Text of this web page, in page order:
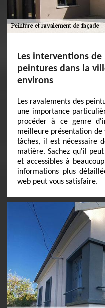
Les interventions de
peintures dans la
environs
Les ravalements des
une importance
procéder à ce genre
meilleure présentation de
tâches, il est nécessaire
matière. Sachez qu'il
et accessibles à
informations plus
web peut vous satisfaire.